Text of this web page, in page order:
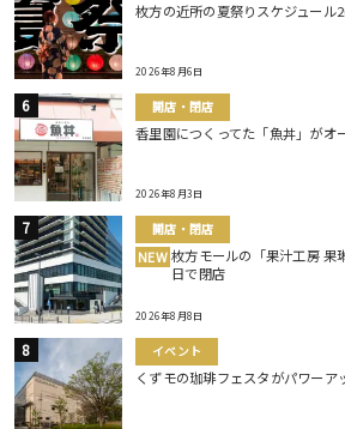
枚方の近所の夏祭りスケジュール
2026年8月6日
開店・閉店
香里園につくってた「魚丼」がオ
2026年8月3日
開店・閉店
NEW 枚方モールの「果汁工房
日で閉店
2026年8月8日
イベント
くずモの珈琲フェスタがパワーア